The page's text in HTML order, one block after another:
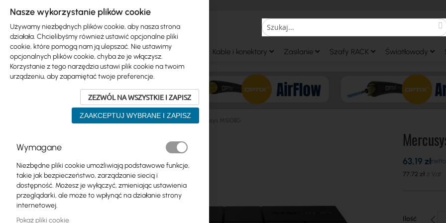
Search
Ubiquiti Mikrotik WiFi & SOHO Kable i konektory Zasilanie Szafy RACK Światłowody
Mercusys MS108G
Skip
product
list
Ubiquiti
Mikrotik
WiFi & SOHO
Anteny
na
galerii
77,72 zł
63,19 zł
Ilość
Nasze wykorzystanie plików cookie
Używamy niezbędnych plików cookie, aby nasza strona
działała. Chcielibyśmy również ustawić opcjonalne pliki
cookie, które pomogą nam ją ulepszać. Nie ustawimy
opcjonalnych plików cookie, chyba że je włączysz.
Korzystanie z tego narzędzia ustawi plik cookie na twoim
urządzeniu, aby zapamiętać twoje preferencje.
ZEZWÓL NA WSZYSTKIE I ZAPISZ
ZAAKCEPTUJ WYBRANE I ZAPISZ
Wymagane
Niezbędne pliki cookie umożliwiają podstawowe funkcje,
takie jak bezpieczeństwo, zarządzanie siecią i
dostępność. Możesz je wyłączyć, zmieniając ustawienia
przeglądarki, ale może to wpłynąć na działanie strony
internetowej.
Pokaż pliki cookie